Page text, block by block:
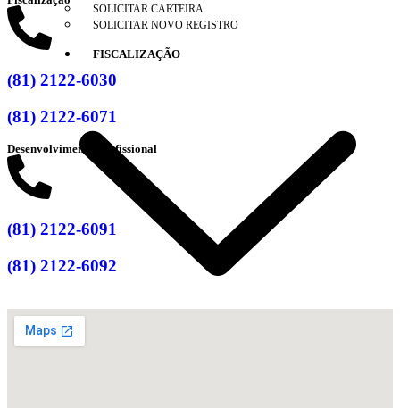
SOLICITAR CARTEIRA
SOLICITAR NOVO REGISTRO
FISCALIZAÇÃO
(81) 2122-6030
(81) 2122-6071
Desenvolvimento Profissional
(81) 2122-6091
(81) 2122-6092